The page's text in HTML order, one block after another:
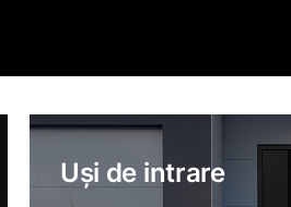
Uși de intrare